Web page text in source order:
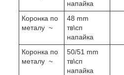
напайка
Коронка по
металу ~
48 mm
тв\сп
напайка
Коронка по
металу ~
50/51 mm
тв\сп
напайка